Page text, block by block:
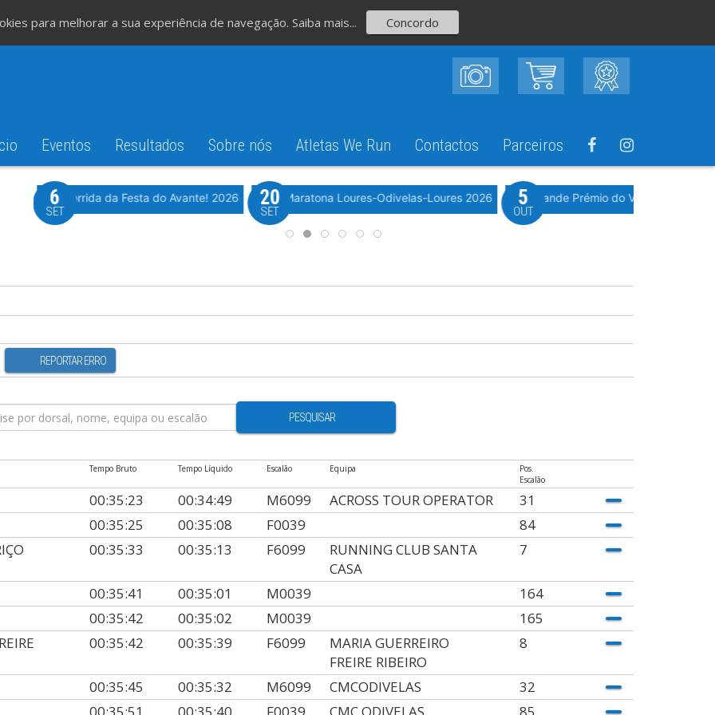
Eventos Resultados Sobre nós Atletas We Run Contactos Parceiros
Evento WeTiming
37ª Corrida da Festa do Avante! 2026
6
SET
Meia Maratona Loures-Odivelas-Loures 2026
20
SET
10º Grande Prémio do Vale Grande
5
OUT
REPORTAR ERRO
PESQUISAR
Tempo Bruto Tempo Líquido Escalão Equipa
Pos.
Escalão
00:35:23 00:34:49 M6099 ACROSS TOUR OPERATOR
31
00:35:25
00:35:08 F0039
84
00:35:33 00:35:13 F6099
RUNNING CLUB SANTA
CASA
7
00:35:41 00:35:01 M0039
164
00:35:42
00:35:02 M0039
165
00:35:42 00:35:39 F6099
MARIA GUERREIRO
FREIRE RIBEIRO
8
00:35:45 00:35:32 M6099 CMCODIVELAS
32
para melhorar a sua experiência de navegação. Saiba mais... Concordo